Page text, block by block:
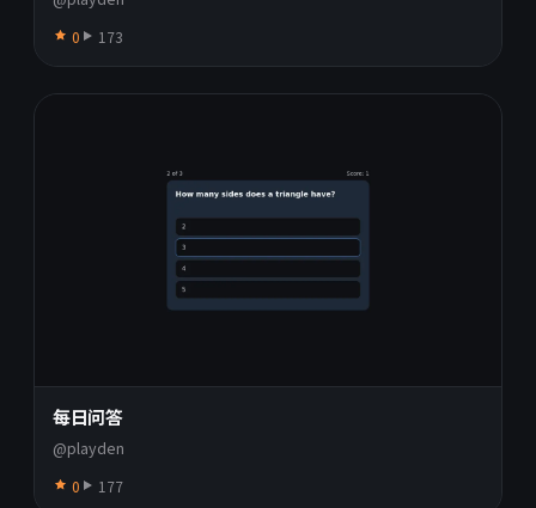
0 173
每日问答
@playden
0 177